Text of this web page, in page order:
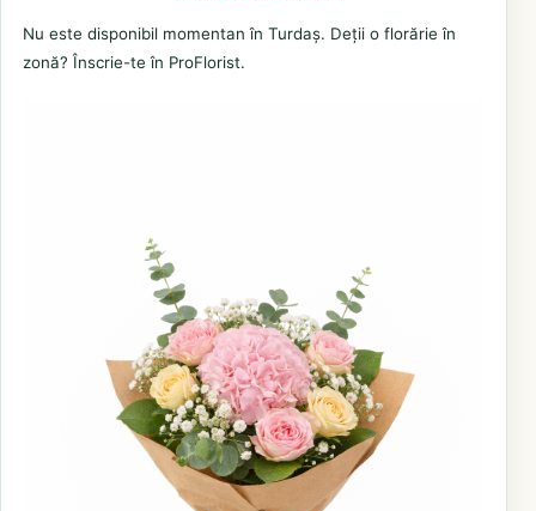
Nu este disponibil momentan în Turdaș. Deții o florărie în
zonă? Înscrie-te în ProFlorist.